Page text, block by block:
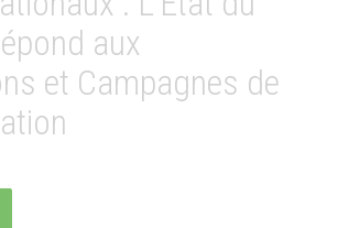
aux
et Campagnes de